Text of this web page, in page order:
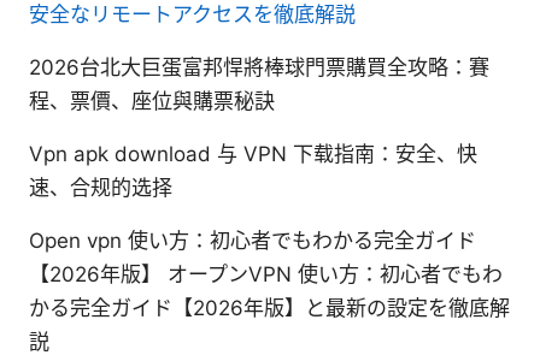
安全なリモートアクセスを徹底解説
2026台北大巨蛋富邦悍將棒球門票購買全攻略：賽
程、票價、座位與購票秘訣
Vpn apk download 与 VPN 下载指南：安全、快
速、合规的选择
Open vpn 使い方：初心者でもわかる完全ガイド
【2026年版】 オープンVPN 使い方：初心者でもわ
かる完全ガイド【2026年版】と最新の設定を徹底解
説